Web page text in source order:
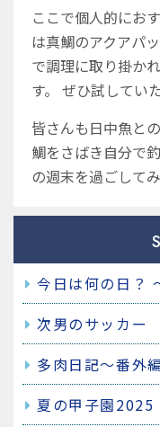
ここで個人的にお
は真鯛のアクアパッ
で調理に取り掛か
す。 ぜひ試してい
皆さんも日中魚と
鯛をさばき自分で
の週末を過ごして
今日は何の日？
次男のサッカー
多肉日記～番外
夏の甲子園2025